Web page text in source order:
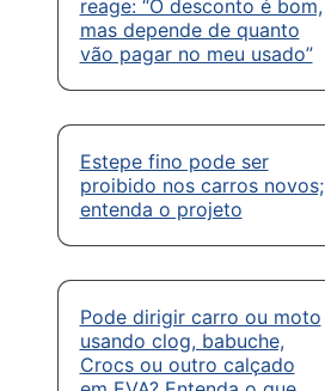
reage: “O desconto é bom,
mas depende de quanto
vão pagar no meu usado”
Estepe fino pode ser
proibido nos carros novos;
entenda o projeto
Pode dirigir carro ou moto
usando clog, babuche,
Crocs ou outro calçado